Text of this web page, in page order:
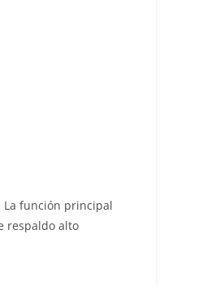
La función principal
respaldo alto